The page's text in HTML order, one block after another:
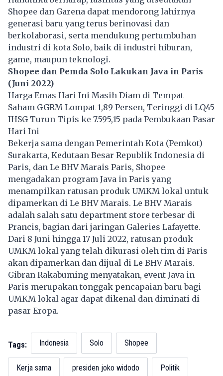
Shopee dan Garena dapat mendorong lahirnya
generasi baru yang terus berinovasi dan
berkolaborasi, serta mendukung pertumbuhan
industri di kota Solo, baik di industri hiburan,
game, maupun teknologi.
Shopee dan Pemda Solo Lakukan Java in Paris
(Juni 2022)
Harga Emas Hari Ini Masih Diam di Tempat
Saham GGRM Lompat 1,89 Persen, Teringgi di LQ45
IHSG Turun Tipis ke 7.595,15 pada Pembukaan Pasar
Hari Ini
Bekerja sama dengan Pemerintah Kota (Pemkot)
Surakarta, Kedutaan Besar Republik Indonesia di
Paris, dan Le BHV Marais Paris, Shopee
mengadakan program Java in Paris yang
menampilkan ratusan produk UMKM lokal untuk
dipamerkan di Le BHV Marais. Le BHV Marais
adalah salah satu department store terbesar di
Prancis, bagian dari jaringan Galeries Lafayette.
Dari 8 Juni hingga 17 Juli 2022, ratusan produk
UMKM lokal yang telah dikurasi oleh tim di Paris
akan dipamerkan dan dijual di Le BHV Marais.
Gibran Rakabuming menyatakan, event Java in
Paris merupakan tonggak pencapaian baru bagi
UMKM lokal agar dapat dikenal dan diminati di
pasar Eropa.
Tags: Indonesia Solo Shopee
Kerja sama presiden joko widodo Politik